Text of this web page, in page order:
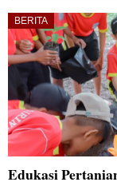
BERITA
Edukasi